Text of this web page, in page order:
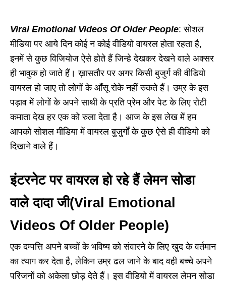
Viral Emotional Videos Of Older People: सोशल
मीडिया पर आये दिन कोई न कोई वीडियो वायरल होता रहता है,
इनमें से कुछ विजियोज ऐसे होते हैं जिन्हे देखकर देखने वाले अक्सर
ही भावुक हो जाते हैं। ख़ासतौर पर अगर किसी बुजुर्ग की वीडियो
वायरल हो जाए तो लोगों के आँसू रोके नहीं रुकते हैं। उम्र के इस
पड़ाव में लोगों के अपने साथी के प्रति प्रेम और पेट के लिए रोटी
कमाता देख हर एक को रुला देता है। आज के इस लेख में हम
आपको सोशल मीडिया में वायरल बुजुर्गों के कुछ ऐसे ही वीडियो को
दिखाने वाले हैं।
इंटरनेट पर वायरल हो रहे हैं लेमन सोडा
वाले दादा जी(Viral Emotional
Videos Of Older People)
एक दम्पत्ति अपने बच्चों के भविष्य को संवारने के लिए खुद के वर्तमान
का त्याग कर देता है, लेकिन उम्र ढल जाने के बाद वही बच्चे अपने
परिजनों को अकेला छोड़ देते हैं। इस वीडियो में वायरल लेमन सोडा